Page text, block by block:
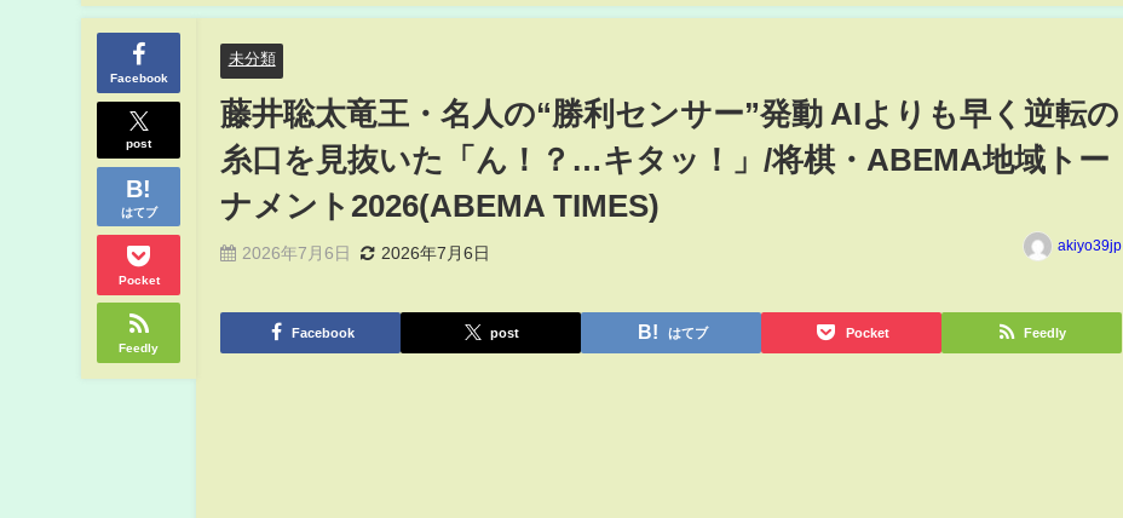
域トーナメント2026(ABEMA TIMES)
Facebook
post
はてブ
Pocket
Feedly
未分類
藤井聡太竜王・名人の“勝利センサー”発動 AIよりも早く逆転の
糸口を見抜いた「ん！？…キタッ！」/将棋・ABEMA地域トー
ナメント2026(ABEMA TIMES)
2026年7月6日 2026年7月6日 akiyo39jp
Facebook post はてブ Pocket Feedly